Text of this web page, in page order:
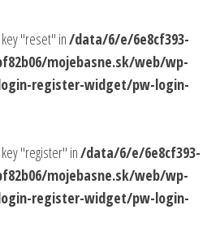
"reset" in/data/6/e/6e8cf393-
mojebasne.sk/web/wp-
register-widget/pw-login-
"register" in/data/6/e/6e8cf393-
mojebasne.sk/web/wp-
register-widget/pw-login-